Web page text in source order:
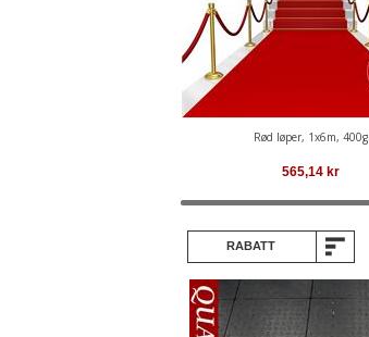
Rød løper, 1x6m, 400g
565,14kr
RABATT